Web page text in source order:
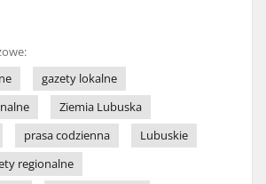
gazety lokalne
Ziemia Lubuska
prasa codzienna
Lubuskie
regionalne